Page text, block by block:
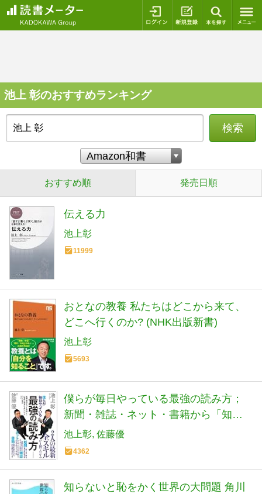
ログイン 新規登録
池上 彰のおすすめランキング
検索
おすすめ順 発売日順
伝える力
池上彰
11999
おとなの教養 私たちはどこから来て、
どこへ行くのか? (NHK出版新書)
池上彰
5693
僕らが毎日やっている最強の読み方；
新聞・雑誌・ネット・書籍から「知識
と教養」を身につける70の極意
池上彰 佐藤優
4362
知らないと恥をかく世界の大問題 角川